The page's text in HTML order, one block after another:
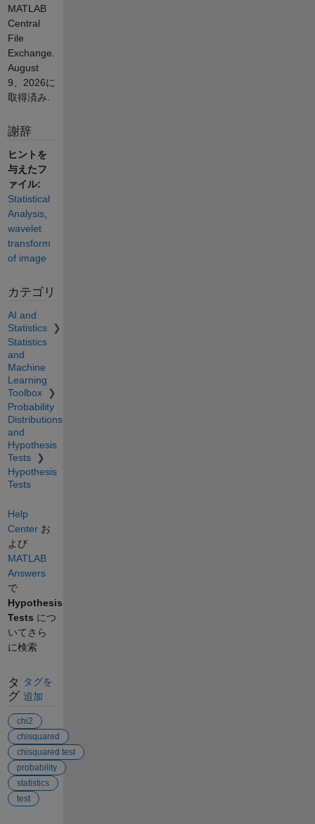
MATLAB
Central
File
Exchange.
August
9、2026に
取得済み.
謝辞
ヒントを
与えたフ
ァイル:
Statistical
Analysis,
wavelet
transform
of image
カテゴリ
AI and
Statistics
Statistics
and
Machine
Learning
Toolbox
Probability
Distributions
and
Hypothesis
Tests
Hypothesis
Tests
Help
Centerお
よび
MATLAB
Answers
で
Hypothesis
Tests につ
いてさら
に検索
タ
グ
タグを
追加
chi2
chisquared
chisquared test
probability
statistics
test